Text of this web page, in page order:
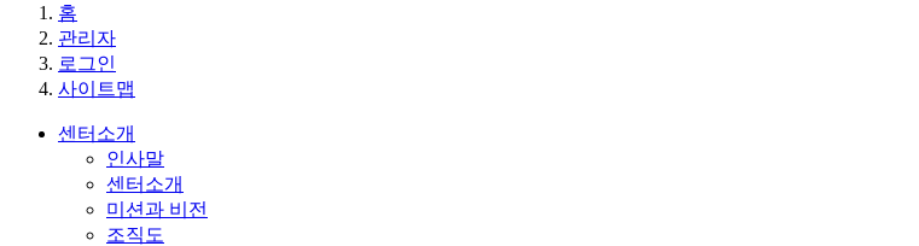
홈
관리자
로그인
사이트맵
센터소개
인사말
센터소개
미션과 비전
조직도